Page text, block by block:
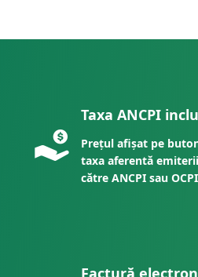
Taxa ANCPI
Prețul afișat pe
taxa aferentă
către ANCPI sau
Factură